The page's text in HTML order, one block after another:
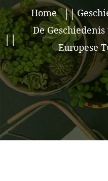
Home
De
Europese